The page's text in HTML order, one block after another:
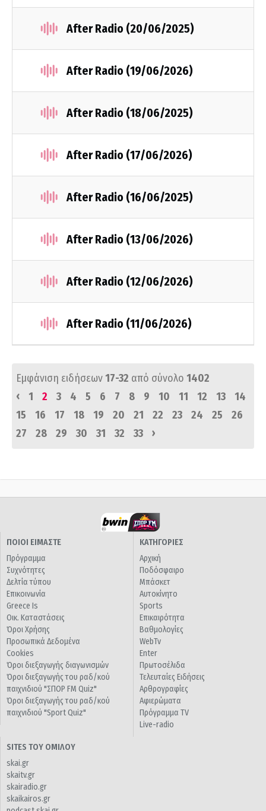
After Radio (20/06/2025)
After Radio (19/06/2026)
After Radio (18/06/2025)
After Radio (17/06/2026)
After Radio (16/06/2025)
After Radio (13/06/2026)
After Radio (12/06/2026)
After Radio (11/06/2026)
Εμφάνιση ειδήσεων17-32 από σύνολο 1402
‹
1 2 3 4 5 6 7 8 9 10 11 12 13
14
15
16 17 18 19 20 21 22 23 24 25
26
27
28 29 30 31 32 33 ›
ΠΟΙΟΙ ΕΙΜΑΣΤΕ
Πρόγραμμα
Συχνότητες
Δελτία τύπου
Επικοινωνία
Greece Is
Οικ. Καταστάσεις
Όροι Χρήσης
Προσωπικά Δεδομένα
Cookies
Όροι διεξαγωγής διαγωνισμών
Όροι διεξαγωγής του ραδ/κού
παιχνιδιού "ΣΠΟΡ FM Quiz"
Όροι διεξαγωγής του ραδ/κού
παιχνιδιού "Sport Quiz"
ΚΑΤΗΓΟΡΙΕΣ
Αρχική
Ποδόσφαιρο
Μπάσκετ
Αυτοκίνητο
Sports
Επικαιρότητα
Βαθμολογίες
WebTv
Enter
Πρωτοσέλιδα
Τελευταίες Ειδήσεις
Αρθρογραφίες
Αφιερώματα
Πρόγραμμα TV
Live-radio
SITES ΤΟΥ ΟΜΙΛΟΥ
skai.gr
skaitv.gr
skairadio.gr
skaikairos.gr